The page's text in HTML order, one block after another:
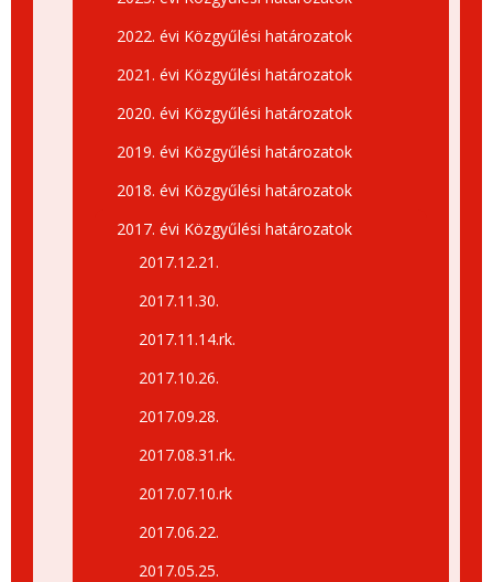
2022. évi Közgyűlési határozatok
2021. évi Közgyűlési határozatok
2020. évi Közgyűlési határozatok
2019. évi Közgyűlési határozatok
2018. évi Közgyűlési határozatok
2017. évi Közgyűlési határozatok
2017.12.21.
2017.11.30.
2017.11.14.rk.
2017.10.26.
2017.09.28.
2017.08.31.rk.
2017.07.10.rk
2017.06.22.
2017.05.25.